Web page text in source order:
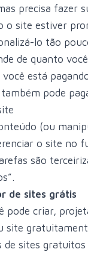
precisa fazer
o site estiver
lo tão
de quanto
está
também pode
(ou
o site no
são
de sites grátis
pode criar,
site
de sites gratuitos